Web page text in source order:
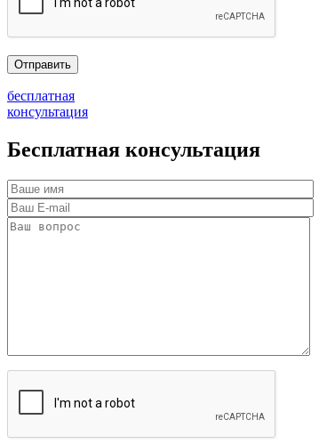
бесплатная
консультация
Бесплатная консультация